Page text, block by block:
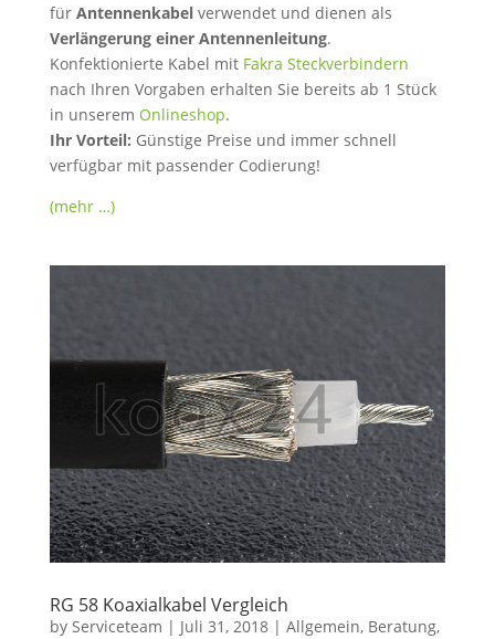
für Antennenkabelverwendet und dienen als
Verlängerung einer Antennenleitung.
Konfektionierte Kabel mit Fakra Steckverbindern
nach Ihren Vorgaben erhalten Sie bereits ab 1 Stück
in unserem Onlineshop.
Ihr Vorteil: Günstige Preise und immer schnell
verfügbar mit passender Codierung!
(mehr …)
RG 58 Koaxialkabel Vergleich
by Serviceteam | Juli 31, 2018| Allgemein, Beratung,